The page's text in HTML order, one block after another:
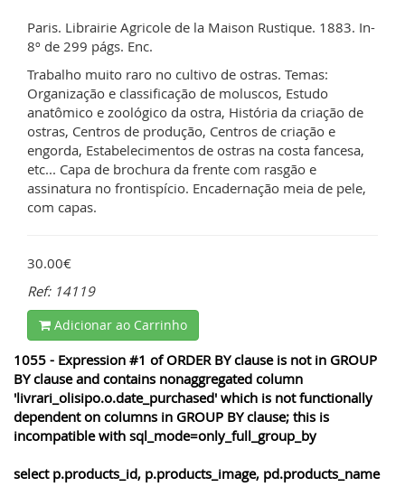
Paris. Librairie Agricole de la Maison Rustique. 1883. In-
8º de 299 págs. Enc.
Trabalho muito raro no cultivo de ostras. Temas:
Organização e classificação de moluscos, Estudo
anatômico e zoológico da ostra, História da criação de
ostras, Centros de produção, Centros de criação e
engorda, Estabelecimentos de ostras na costa fancesa,
etc... Capa de brochura da frente com rasgão e
assinatura no frontispício. Encadernação meia de pele,
com capas.
30.00€
Ref: 14119
Adicionar ao Carrinho
1055 - Expression #1 of ORDER BY clause is not in GROUP
BY clause and contains nonaggregated column
'livrari_olisipo.o.date_purchased' which is not functionally
dependent on columns in GROUP BY clause; this is
incompatible with sql_mode=only_full_group_by
select p.products_id, p.products_image, pd.products_name